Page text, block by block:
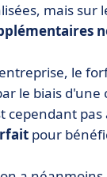
mais
le
le biais d'une
cependant
pour